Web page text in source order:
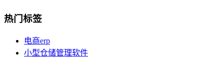
热门标签
电商erp
小型仓储管理软件